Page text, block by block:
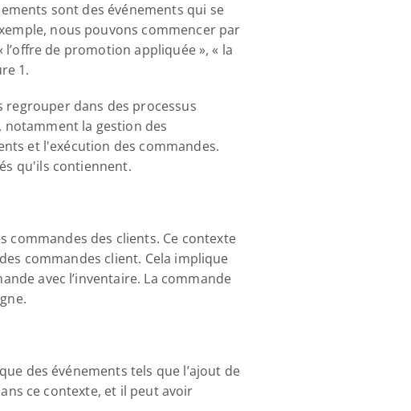
sont des événements qui se
nous pouvons commencer par
l’offre de promotion appliquée », « la
1.
regrouper dans des processus
la gestion des
et l'exécution des commandes.
qu'ils contiennent.
commandes des clients. Ce contexte
commandes client. Cela implique
avec l’inventaire. La commande
des événements tels que l’ajout de
ce contexte, et il peut avoir